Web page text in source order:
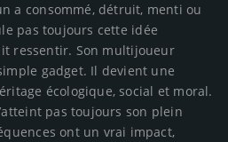
a consommé, détruit, menti ou
pas toujours cette idée
ressentir. Son multijoueur
gadget. Il devient une
écologique, social et moral.
pas toujours son plein
ont un vrai impact,